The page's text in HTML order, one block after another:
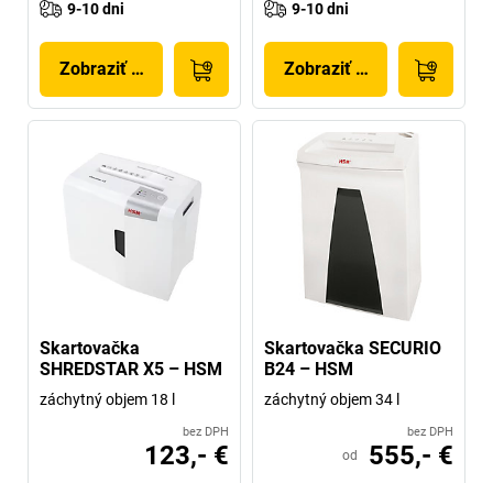
9-10 dni
Zobraziť produkt
9-10 dni
Zobraziť produkt
Skartovačka
SHREDSTAR X5 – HSM
záchytný objem 18 l
bez DPH
123,- €
Skartovačka SECURIO
B24 – HSM
záchytný objem 34 l
bez DPH
od 555,- €